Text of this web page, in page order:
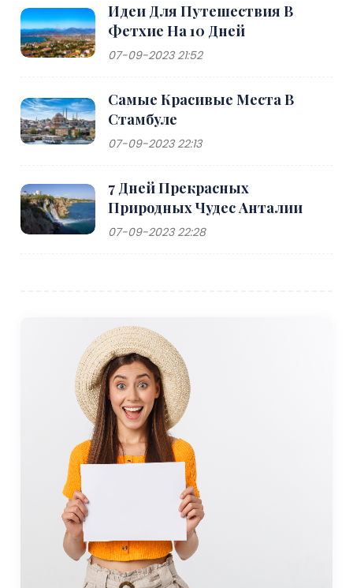
Идеи Для Путешествия В
Фетхие На 10 Дней
07-09-2023 21:52
Самые Красивые Места В
Стамбуле
07-09-2023 22:13
7 Дней Прекрасных
Природных Чудес Анталии
07-09-2023 22:28